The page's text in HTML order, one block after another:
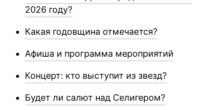
2026 году?
Какая годовщина отмечается?
Афиша и программа мероприятий
Концерт: кто выступит из звезд?
Будет ли салют над Селигером?